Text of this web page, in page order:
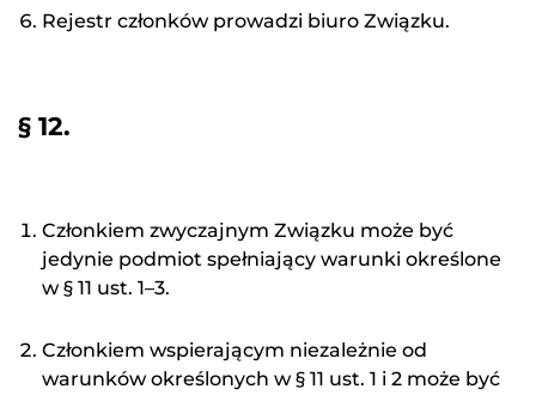
Rejestr członków prowadzi biuro Związku.
§ 12.
Członkiem zwyczajnym Związku może być
jedynie podmiot spełniający warunki określone
w § 11 ust. 1–3.
Członkiem wspierającym niezależnie od
warunków określonych w § 11 ust. 1 i 2 może być